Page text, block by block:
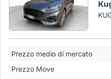
Prezzo medio di mercato
Prezzo Move